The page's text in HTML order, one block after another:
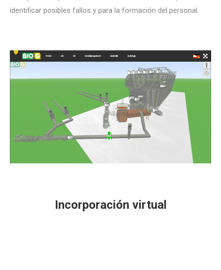
identificar posibles fallos y para la formación del personal.
Incorporación virtual